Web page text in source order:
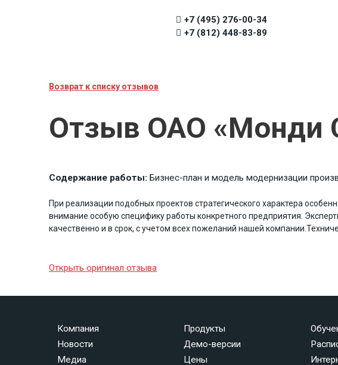
+7 (495) 276-00-34
+7 (812) 448-83-89
Возврат к списку отзывов
Отзыв ОАО «Монди
Содержание работы: Бизнес-план и модель модернизации
При реализации подобных проектов стратегического характера
внимание особую специфику работы конкретного предприятия.
качественно и в срок, с учетом всех пожеланий нашей компании.
Открыть оригинал отзыва
Компания
Новости
Медиа
Продукты
Демо-версии
Цены